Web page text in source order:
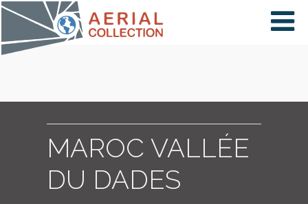
×
PAYS
MAROC VALLÉE
DU DADES